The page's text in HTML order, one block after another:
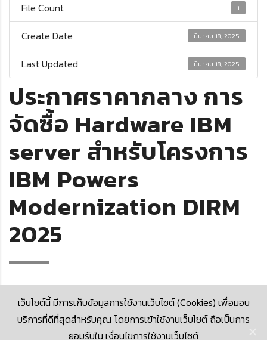
File Count 1
Create Date มีนาคม 18, 2025
Last Updated มีนาคม 18, 2025
ประกาศราคากลาง การ
จัดซื้อ Hardware IBM
server สำหรับโครงการ
IBM Powers
Modernization DIRM
2025
เว็บไซต์นี้ มีการเก็บข้อมูลการใช้งานเว็บไซต์ (Cookies) เพื่อมอบ
บริการที่ดีที่สุดสำหรับคุณ โดยการเข้าใช้งานเว็บไซต์ ถือเป็นการ
ยอมรับใน เงื่อนไขการใช้งานเว็บไซต์